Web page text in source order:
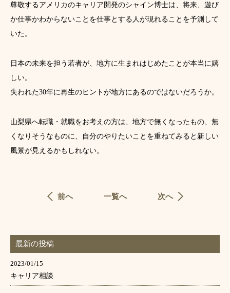
尊敬するアメリカのキャリア開発のシャイン博士は、将来、遊び
か仕事かわからないことを仕事とする人が現れることを予測して
いた。
日本の未来を担う若者が、地方に生まれはじめたことが本当に嬉
しい。
失われた30年に再生のヒントが地方にあるのではないだろうか。
山梨県へ転職・就職をお考えの方は、地方で無くなったもの、無
くなりそうなものに、自分のやりたいことを重ねてみると新しい
風景が見えるかもしれない。
前へ 一覧へ 次へ
最新の投稿
2023/01/15
キャリア相談